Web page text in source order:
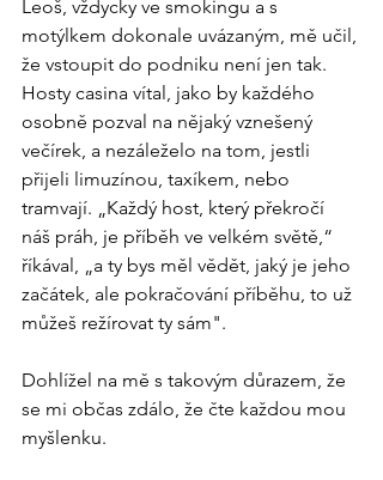
Leoš, vždycky ve smokingu a s
motýlkem dokonale uvázaným, mě učil,
že vstoupit do podniku není jen tak.
Hosty casina vítal, jako by každého
osobně pozval na nějaký vznešený
večírek, a nezáleželo na tom, jestli
přijeli limuzínou, taxíkem, nebo
tramvají. „Každý host, který překročí
náš práh, je příběh ve velkém světě,“
říkával, „a ty bys měl vědět, jaký je jeho
začátek, ale pokračování příběhu, to už
můžeš režírovat ty sám".
Dohlížel na mě s takovým důrazem, že
se mi občas zdálo, že čte každou mou
myšlenku.